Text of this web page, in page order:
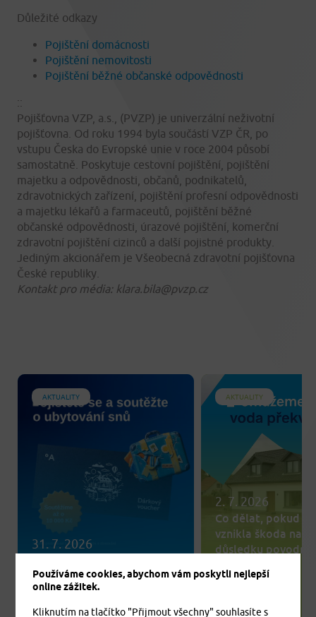
Důležité odkazy
Pojištění domácnosti
Pojištění nemovitosti
Pojištění běžné občanské odpovědnosti
::
Pojišťovna VZP, a.s., (PVZP) je univerzální neživotní
pojišťovna. Od roku 1994 byla součástí VZP ČR, po
vstupu Česka do Evropské unie v roce 2004 působí
samostatně. Poskytuje cestovní pojištění, pojištění
majetku a odpovědnosti, občanů, podnikatelů,
zdravotnických zařízení, pojištění profesní odpovědnosti
a majetku lékařů a farmaceutů, pojištění běžné
občanské odpovědnosti, úrazové pojištění, komerční
zdravotní pojištění cizinců a další pojistné produkty.
Jediným akcionářem je Všeobecná zdravotní pojišťovna
České republiky.
Kontakt pro média: klara.bila@pvzp.cz
AKTUALITY
31. 7. 2026
vyplatit dvojnásob
AKTUALITY
2. 7. 2026
Co dělat, pokud
vznikla škoda na
důsledku povodní
Pojištění majetku a
Používáme cookies, abychom vám poskytli nejlepší
online zážitek.
Kliknutím na tlačítko "Přijmout všechny" souhlasíte s